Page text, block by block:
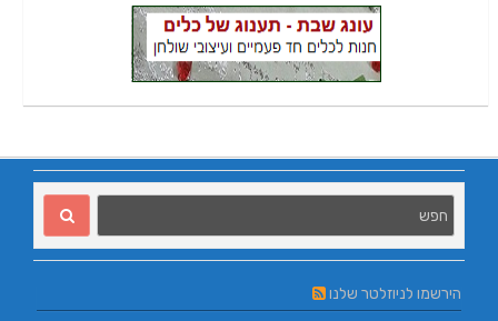
הירשמו לניוזלטר שלנו